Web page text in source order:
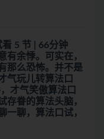
5 节 | 66分钟
有余悸。可实在，
那么恐怖。并不是
气玩儿转算法口
才气笑傲算法口
存眷的算法头脑，
一聊，算法口试，